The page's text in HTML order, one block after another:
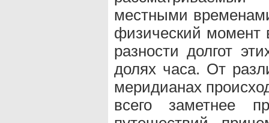
местными
физический момент
разности долгот
долях часа. От
меридианах
всего заметнее